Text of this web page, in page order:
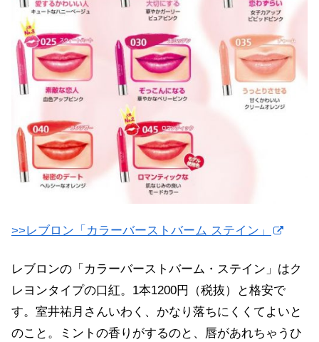
>>レブロン「カラーバーストバーム ステイン」
レブロンの「カラーバーストバーム・ステイン」はク
レヨンタイプの口紅。1本1200円（税抜）と格安で
す。室井祐月さんいわく、かなり落ちにくくてよいと
のこと。ミントの香りがするのと、唇があれちゃうひ